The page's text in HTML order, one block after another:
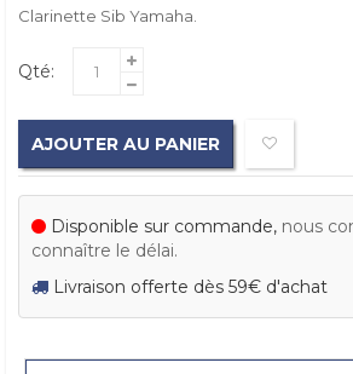
Clarinette Sib Yamaha.
Qté:
AJOUTER AU PANIER
Disponible sur commande, nous
connaître le délai.
Livraison offerte dès 59€ d'achat